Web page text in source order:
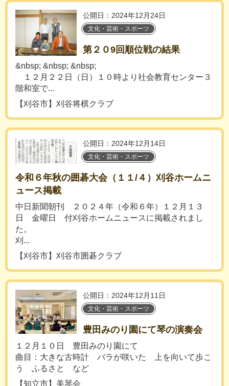
公開日：2024年12月24日
文化・芸術・スポーツ
第２０9回順位戦の結果
&nbsp; &nbsp; &nbsp;
１２月２２日（日）１０時より社会教育センター３
階和室で...
【刈谷市】刈谷将棋クラブ
公開日：2024年12月14日
文化・芸術・スポーツ
令和６年秋の囲碁大会（１１/４）刈谷ホームニ
ュース掲載
中日新聞朝刊 ２０２４年（令和６年）１２月１３
日 金曜日 付刈谷ホームニュースに掲載されまし
た。
刈...
【刈谷市】刈谷市囲碁クラブ
公開日：2024年12月11日
文化・芸術・スポーツ
豊田みのり園にて琴の演奏会
１２月１０日 豊田みのり園にて
曲目：大きな古時計 バラが咲いた 上を向いて歩こ
う ふるさと など
【知立市】美琴会